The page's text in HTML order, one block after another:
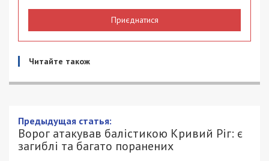
Приєднатися
Читайте також
Ворог атакував балістикою Кривий Ріг:
є загиблі та багато поранених